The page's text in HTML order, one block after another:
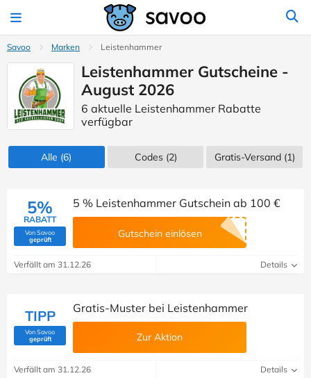
Savoo Marken Leistenhammer
Leistenhammer Gutscheine -
August 2026
6 aktuelle Leistenhammer Rabatte
verfügbar
Alle (6) Codes(2) Gratis-Versand (1)
5%
RABATT
Von Savoo
geprüft(Von Savoo geprüft)
5 % Leistenhammer Gutschein ab 100 €
Gutschein einlösen
Verfällt am 31.12.26 Details
TIPP
Von Savoo
geprüft(Von Savoo geprüft)
Gratis-Muster bei Leistenhammer
Zur Aktion
Verfällt am 31.12.26 Details